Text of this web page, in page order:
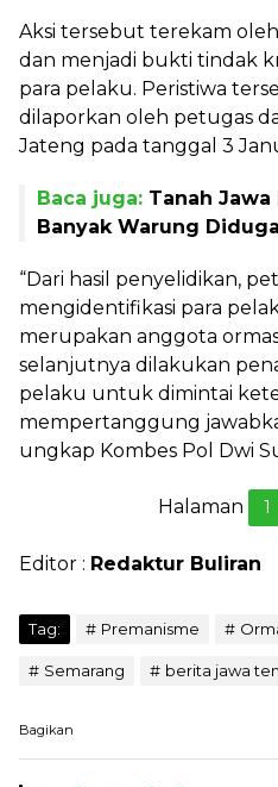
Aksi tersebut terekam oleh
dan menjadi bukti tindak
para pelaku. Peristiwa
dilaporkan oleh petugas
Jateng pada tanggal 3
Baca juga: Tanah
Banyak Warung
“Dari hasil penyelidikan,
mengidentifikasi para
merupakan anggota
selanjutnya dilakukan
pelaku untuk dimintai
mempertanggung
ungkap Kombes Pol Dwi
Halaman 1
Editor : Redaktur Buliran
Tag: Premanisme
Semarang berita jawa
Bagikan